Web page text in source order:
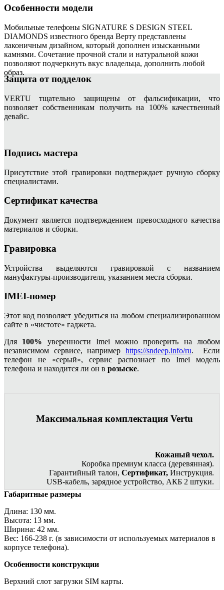
Особенности модели
Мобильные телефоны SIGNATURE S DESIGN STEEL
DIAMONDS известного бренда Верту представлены
лаконичным дизайном, который дополнен изысканными
камнями. Сочетание прочной стали и натуральной кожи
позволяют подчеркнуть вкус владельца, дополнить любой
образ.
Защита от подделок
VERTU тщательно защищены от фальсификации, что
позволяет собственникам получить на 100% качественный
девайс.
Подпись мастера
Присутствие этой гравировки подтверждает ручную сборку
специалистами.
Сертификат качества
Документ является подтверждением превосходного качества
материалов и сборки.
Гравировка
Устройства выделяются гравировкой с названием
мануфактуры-производителя, указанием места сборки.
IMEI-номер
Этот код позволяет убедиться на любом специализированном
сайте в «чистоте» гаджета.
Для 100% уверенности Imei можно проверить на любом
независимом сервисе, например https://sndeep.info/ru. Если
телефон не «серый», сервис распознает по Imei модель
телефона и находится ли он в розыске.
Максимальная комплектация Vertu
Кожаный чехол.
Коробка премиум класса (деревянная).
Гарантийный талон, Сертификат, Инструкция.
USB-кабель, зарядное устройство, АКБ 2 штуки.
Габаритные размеры
Длина: 130 мм.
Высота: 13 мм.
Ширина: 42 мм.
Вес: 166-238 г. (в зависимости от используемых материалов в
корпусе телефона).
Особенности конструкции
Верхний слот загрузки SIM карты.